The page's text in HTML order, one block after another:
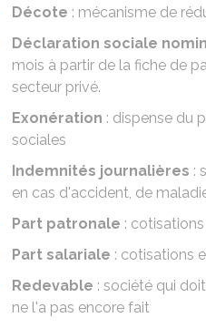
Décote : mécanisme de
Déclaration sociale
mois à partir de la fiche de
secteur privé.
Exonération : dispense du
sociales
Indemnités journalières :
en cas d'accident, de
Part patronale :
Part salariale : cotisations
Redevable : société qui
ne l'a pas encore fait